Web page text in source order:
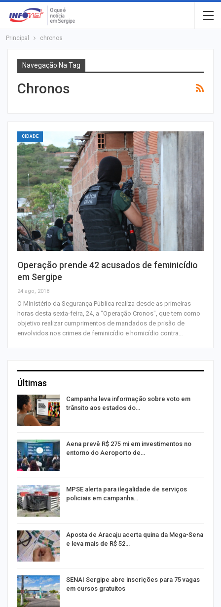
Principal chronos
Navegação Na Tag
Chronos
CIDADE
Operação prende 42 acusados de feminicídio
em Sergipe
24 ago, 2018
O Ministério da Segurança Pública realiza desde as primeiras
horas desta sexta-feira, 24, a "Operação Cronos", que tem como
objetivo realizar cumprimentos de mandados de prisão de
envolvidos nos crimes de feminicídio e homicídio contra…
Últimas
Campanha leva informação sobre voto em
trânsito aos estados do…
Aena prevê R$ 275 mi em investimentos no
entorno do Aeroporto de…
MPSE alerta para ilegalidade de serviços
policiais em campanha…
Aposta de Aracaju acerta quina da Mega-Sena
e leva mais de R$ 52…
SENAI Sergipe abre inscrições para 75 vagas
em cursos gratuitos